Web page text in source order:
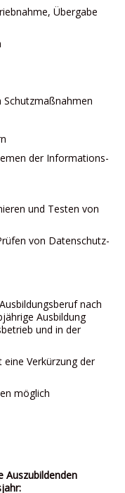
Übergabe
Schutzmaßnahmen
der Informations-
und Testen von
von Datenschutz-
nach
Ausbildung
und in der
Verkürzung der
möglich
Auszubildenden